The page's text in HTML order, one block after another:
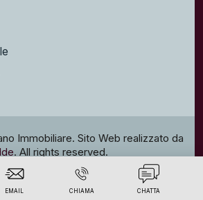
Immobiliare. Sito Web realizzato da
. All rights reserved.
Privacy policy
EMAIL CHIAMA CHATTA